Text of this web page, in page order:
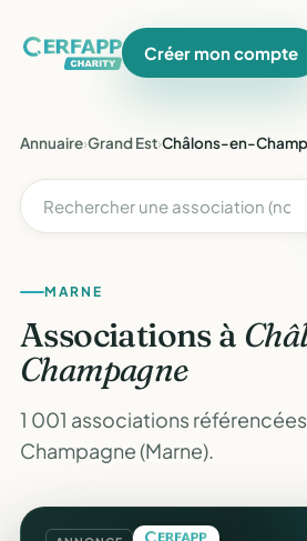
Créer mon compte
Annuaire›Grand Est›Châlons-en-
MARNE
Associations à
Champagne
1 001 associations
Champagne (Marne).